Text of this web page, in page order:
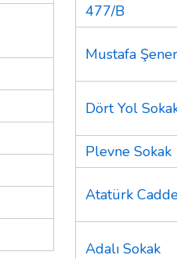
477/B
Mustafa
Dört Yol
Plevne Sokak
Atatürk
Adalı Sokak